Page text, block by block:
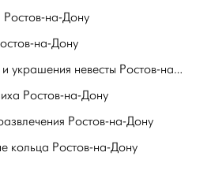
на-Дону
на-Дону
Свадебные аксессуары и украшения невесты Ростов-на-Дону
Ростов-на-Дону
Ростов-на-Дону
кольца Ростов-на-Дону